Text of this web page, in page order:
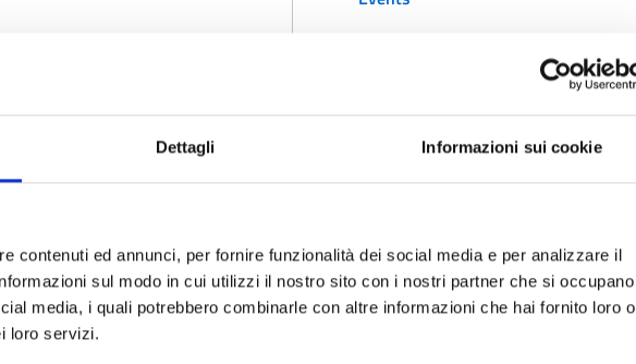
Dettagli Informazioni sui cookie
contenuti ed annunci, per fornire funzionalità dei social media e per analizzare il
sul modo in cui utilizzi il nostro sito con i nostri partner che si occupano
media, i quali potrebbero combinarle con altre informazioni che hai fornito loro o
loro servizi.
correlata:
Public Events